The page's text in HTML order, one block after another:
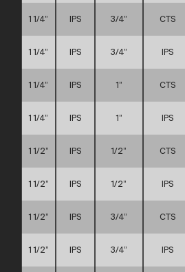
1 1/4” IPS 3/4” CTS
1 1/4” IPS 3/4” IPS
1 1/4” IPS 1” CTS
1 1/4” IPS 1” IPS
1 1/2” IPS 1/2” CTS
1 1/2” IPS 1/2” IPS
1 1/2” IPS 3/4” CTS
1 1/2” IPS 3/4” IPS